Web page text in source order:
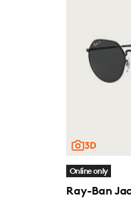
Online only
Ray-Ban